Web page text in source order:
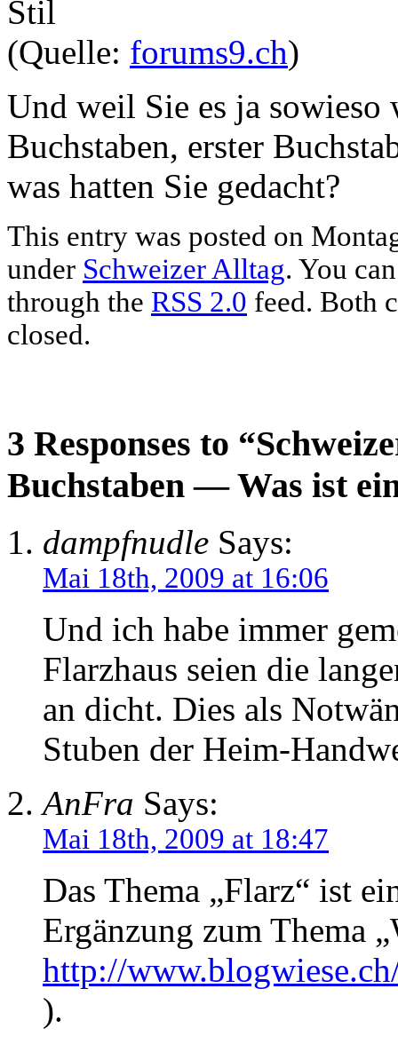
(Quelle: forums9.ch)
Und weil Sie es ja
Buchstaben, erster
was hatten Sie gedacht?
This entry was posted on
under Schweizer Alltag. You
through the RSS 2.0 feed. Both
closed.
3 Responses to
Buchstaben — Was ist
dampfnudle Says:
Mai 18th, 2009 at 16:06
Und ich habe immer
Flarzhaus seien die
an dicht. Dies als
Stuben der Heim-
AnFra Says:
Mai 18th, 2009 at 18:47
Das Thema „Flarz“ ist
Ergänzung zum Thema
http://
).